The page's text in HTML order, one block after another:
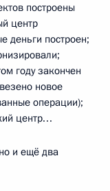
построены
центр
деньги построен;
году закончен
новое
операции);
центр…
и ещё два